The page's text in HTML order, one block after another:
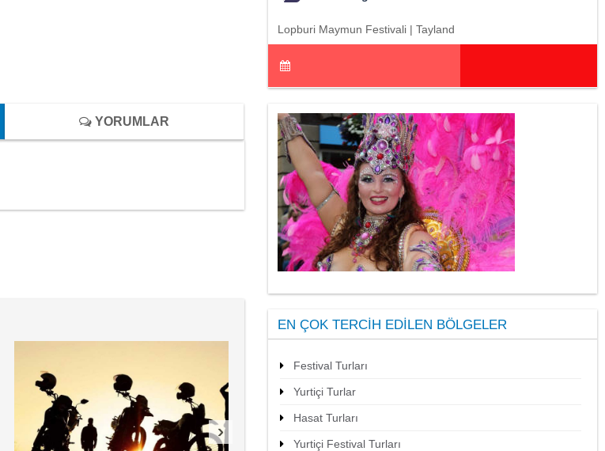
Lopburi Maymun Festivali | Tayland
YORUMLAR
›
EN ÇOK TERCIH EDILEN BÖLGELER
Festival Turları
Yurtiçi Turlar
Hasat Turları
Yurtiçi Festival Turları